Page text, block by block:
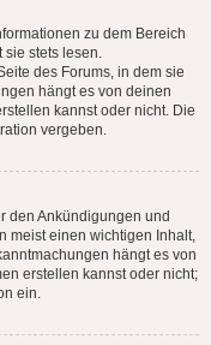
zu dem Bereich
sie stets lesen.
des Forums, in dem sie
hängt es von deinen
kannst oder nicht. Die
vergeben.
den Ankündigungen und
meist einen wichtigen Inhalt,
hängt es von
erstellen kannst oder nicht;
ein.